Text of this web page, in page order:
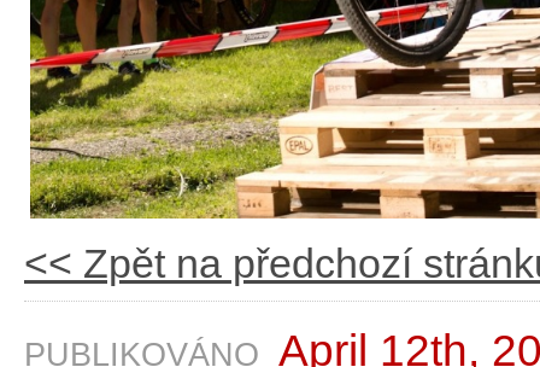
<< Zpět na předchozí
PUBLIKOVÁNO April 12th,